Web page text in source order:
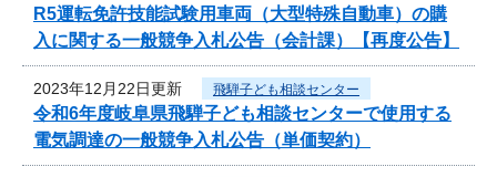
R5運転免許技能試験用車両（大型特殊自動車）の購
入に関する一般競争入札公告（会計課）【再度公告】
2023年12月22日更新 飛騨子ども相談センター
令和6年度岐阜県飛騨子ども相談センターで使用する
電気調達の一般競争入札公告（単価契約）